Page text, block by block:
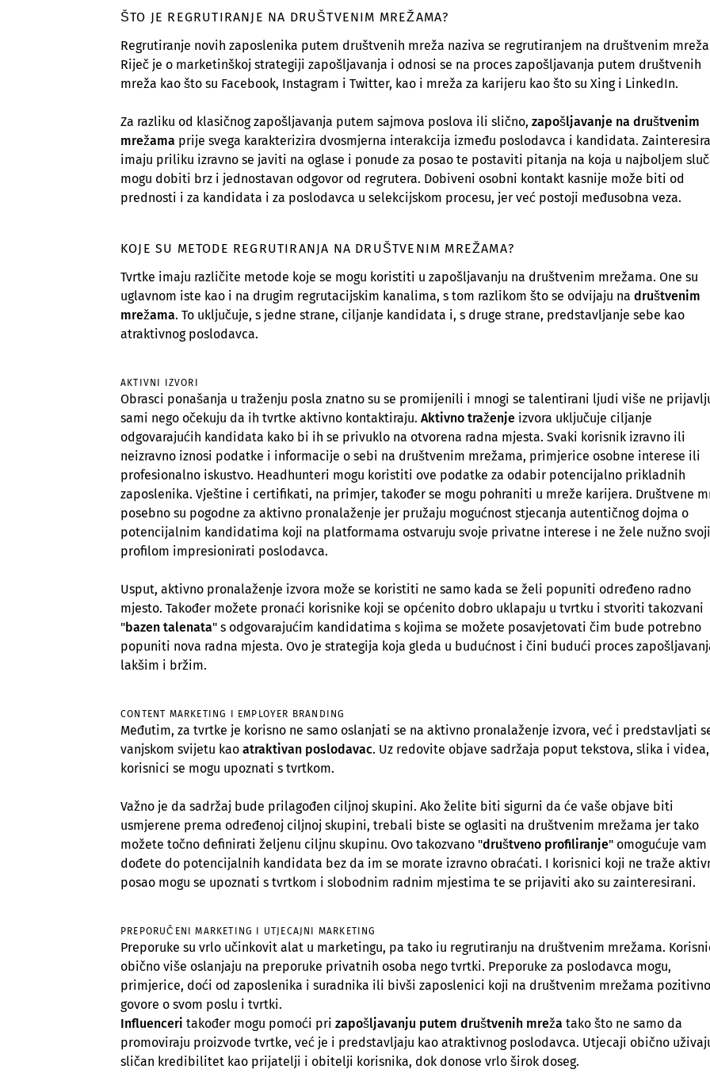
ŠTO JE REGRUTIRANJE NA DRUŠTVENIM MREŽAMA?
Regrutiranje novih zaposlenika putem društvenih mreža naziva se regrutiranjem na društvenim
Riječ je o marketinškoj strategiji zapošljavanja i odnosi se na proces zapošljavanja putem društvenih
mreža kao što su Facebook, Instagram i Twitter, kao i mreža za karijeru kao što su Xing i LinkedIn.
Za razliku od klasičnog zapošljavanja putem sajmova poslova ili slično, zapošljavanje na društvenim
mrežama prije svega karakterizira dvosmjerna interakcija između poslodavca i kandidata.
imaju priliku izravno se javiti na oglase i ponude za posao te postaviti pitanja na koja u najboljem
mogu dobiti brz i jednostavan odgovor od regrutera. Dobiveni osobni kontakt kasnije može biti od
prednosti i za kandidata i za poslodavca u selekcijskom procesu, jer već postoji međusobna veza.
KOJE SU METODE REGRUTIRANJA NA DRUŠTVENIM MREŽAMA?
Tvrtke imaju različite metode koje se mogu koristiti u zapošljavanju na društvenim mrežama. One su
uglavnom iste kao i na drugim regrutacijskim kanalima, s tom razlikom što se odvijaju na društvenim
mrežama. To uključuje, s jedne strane, ciljanje kandidata i, s druge strane, predstavljanje sebe kao
atraktivnog poslodavca.
AKTIVNI IZVORI
Obrasci ponašanja u traženju posla znatno su se promijenili i mnogi se talentirani ljudi više ne
sami nego očekuju da ih tvrtke aktivno kontaktiraju. Aktivno traženje izvora uključuje ciljanje
odgovarajućih kandidata kako bi ih se privuklo na otvorena radna mjesta. Svaki korisnik izravno ili
neizravno iznosi podatke i informacije o sebi na društvenim mrežama, primjerice osobne interese ili
profesionalno iskustvo. Headhunteri mogu koristiti ove podatke za odabir potencijalno prikladnih
zaposlenika. Vještine i certifikati, na primjer, također se mogu pohraniti u mreže karijera. Društvene
posebno su pogodne za aktivno pronalaženje jer pružaju mogućnost stjecanja autentičnog dojma o
potencijalnim kandidatima koji na platformama ostvaruju svoje privatne interese i ne žele nužno
profilom impresionirati poslodavca.
Usput, aktivno pronalaženje izvora može se koristiti ne samo kada se želi popuniti određeno radno
mjesto. Također možete pronaći korisnike koji se općenito dobro uklapaju u tvrtku i stvoriti takozvani
"bazen talenata" s odgovarajućim kandidatima s kojima se možete posavjetovati čim bude potrebno
popuniti nova radna mjesta. Ovo je strategija koja gleda u budućnost i čini budući proces
lakšim i bržim.
CONTENT MARKETING I EMPLOYER BRANDING
Međutim, za tvrtke je korisno ne samo oslanjati se na aktivno pronalaženje izvora, već i predstavljati
vanjskom svijetu kao atraktivan poslodavac. Uz redovite objave sadržaja poput tekstova, slika i videa,
korisnici se mogu upoznati s tvrtkom.
Važno je da sadržaj bude prilagođen ciljnoj skupini. Ako želite biti sigurni da će vaše objave biti
usmjerene prema određenoj ciljnoj skupini, trebali biste se oglasiti na društvenim mrežama jer tako
možete točno definirati željenu ciljnu skupinu. Ovo takozvano "društveno profiliranje" omogućuje vam
dođete do potencijalnih kandidata bez da im se morate izravno obraćati. I korisnici koji ne traže
posao mogu se upoznati s tvrtkom i slobodnim radnim mjestima te se prijaviti ako su zainteresirani.
PREPORUČENI MARKETING I UTJECAJNI MARKETING
Preporuke su vrlo učinkovit alat u marketingu, pa tako iu regrutiranju na društvenim mrežama.
obično više oslanjaju na preporuke privatnih osoba nego tvrtki. Preporuke za poslodavca mogu,
primjerice, doći od zaposlenika i suradnika ili bivši zaposlenici koji na društvenim mrežama pozitivno
govore o svom poslu i tvrtki.
Influenceri također mogu pomoći pri zapošljavanju putem društvenih mreža tako što ne samo da
promoviraju proizvode tvrtke, već je i predstavljaju kao atraktivnog poslodavca. Utjecaji obično
sličan kredibilitet kao prijatelji i obitelji korisnika, dok donose vrlo širok doseg.